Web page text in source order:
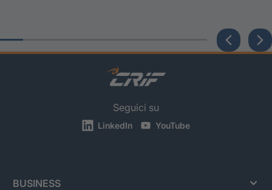
Seguici su
LinkedIn YouTube
BUSINESS